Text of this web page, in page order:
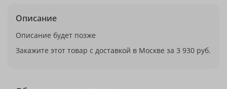
Описание
Описание будет позже
Закажите этот товар с доставкой в Москве за 3 930 руб.